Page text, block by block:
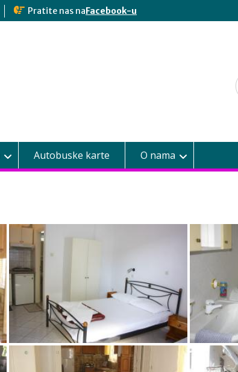
Pratite nas naFacebook-u
Autobuske karte O nama